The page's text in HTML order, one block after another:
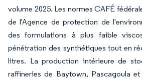
volume 2025. Les normes CAFÉ
de l'Agence de protection de
des formulations à plus faible
pénétration des synthétiques tout en
litres. La production intérieure de
raffineries de Baytown, Pascagoula